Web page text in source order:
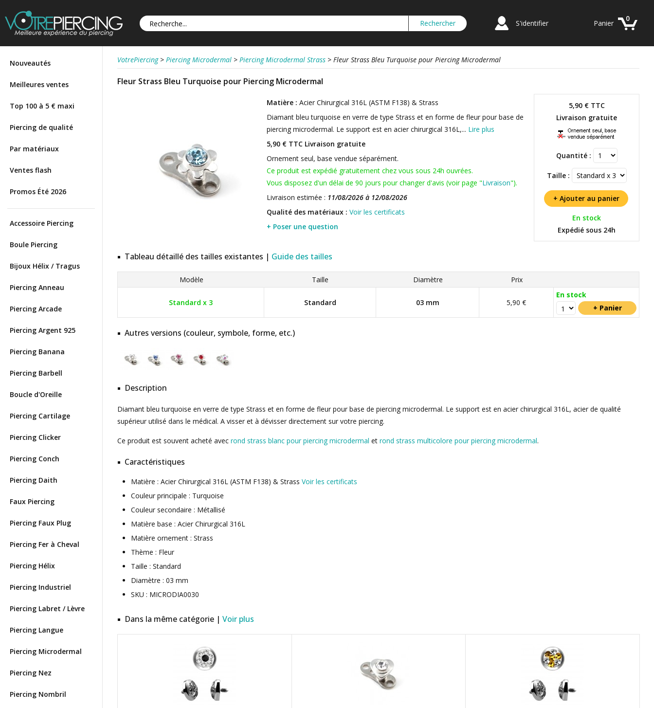
S'identifier
0
Panier
Nouveautés
Meilleures ventes
Top 100 à 5 € maxi
Piercing de qualité
Par matériaux
Ventes flash
Promos Été 2026
Accessoire Piercing
Boule Piercing
Bijoux Hélix / Tragus
Piercing Anneau
Piercing Arcade
Piercing Argent 925
Piercing Banana
Piercing Barbell
Boucle d'Oreille
Piercing Cartilage
Piercing Clicker
Piercing Conch
Piercing Daith
Faux Piercing
Piercing Faux Plug
Piercing Fer à Cheval
Piercing Hélix
Piercing Industriel
Piercing Labret / Lèvre
Piercing Langue
Piercing Microdermal
Piercing Nez
Piercing Nombril
VotrePiercing > Piercing Microdermal > Piercing Microdermal Strass > Fleur Strass Bleu Turquoise pour Piercing Microdermal
Fleur Strass Bleu Turquoise pour Piercing Microdermal
5,90 €TTC
Livraison gratuite
Quantité :
Taille :
En stock
Expédié sous 24h
Matière : Acier Chirurgical 316L (ASTM F138) & Strass
Diamant bleu turquoise en verre de type Strass et en forme de fleur pour base de
piercing microdermal. Le support est en acier chirurgical 316L,... Lire plus
5,90 € TTC Livraison gratuite
Ornement seul, base vendue séparément.
Ce produit est expédié gratuitement chez vous sous 24h ouvrées.
Vous disposez d'un délai de 90 jours pour changer d'avis (voir page "Livraison").
Livraison estimée : 11/08/2026 à 12/08/2026
Qualité des matériaux : Voir les certificats
+ Poser une question
Tableau détaillé des tailles existantes | Guide des tailles
Modèle Taille Diamètre Prix
Standard x 3 Standard 03 mm 5,90 €
En stock
Autres versions (couleur, symbole, forme, etc.)
Description
Diamant bleu turquoise en verre de type Strass et en forme de fleur pour base de piercing microdermal. Le support est en acier chirurgical 316L, acier de qualité
supérieur utilisé dans le médical. A visser et à dévisser directement sur votre piercing.
Ce produit est souvent acheté avec rond strass blanc pour piercing microdermal et rond strass multicolore pour piercing microdermal.
Caractéristiques
Matière : Acier Chirurgical 316L (ASTM F138) & Strass Voir les certificats
Couleur principale : Turquoise
Couleur secondaire : Métallisé
Matière base : Acier Chirurgical 316L
Matière ornement : Strass
Thème : Fleur
Taille : Standard
Diamètre : 03 mm
SKU : MICRODIA0030
Dans la même catégorie | Voir plus